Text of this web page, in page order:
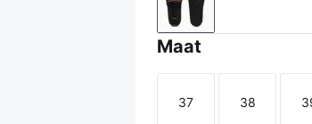
PUMA Black-
Maat
Maat
37
Maat
38